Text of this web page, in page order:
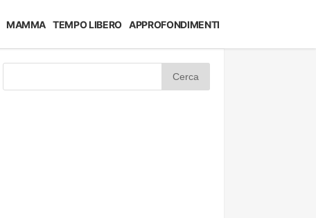
MAMMA TEMPO LIBERO APPROFONDIMENTI